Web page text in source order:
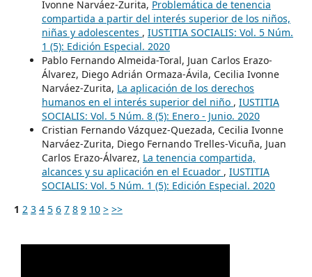
Ivonne Narváez-Zurita, Problemática de tenencia
compartida a partir del interés superior de los niños,
niñas y adolescentes , IUSTITIA SOCIALIS: Vol. 5 Núm.
1 (5): Edición Especial. 2020
Pablo Fernando Almeida-Toral, Juan Carlos Erazo-
Álvarez, Diego Adrián Ormaza-Ávila, Cecilia Ivonne
Narváez-Zurita, La aplicación de los derechos
humanos en el interés superior del niño , IUSTITIA
SOCIALIS: Vol. 5 Núm. 8 (5): Enero - Junio. 2020
Cristian Fernando Vázquez-Quezada, Cecilia Ivonne
Narváez-Zurita, Diego Fernando Trelles-Vicuña, Juan
Carlos Erazo-Álvarez, La tenencia compartida,
alcances y su aplicación en el Ecuador , IUSTITIA
SOCIALIS: Vol. 5 Núm. 1 (5): Edición Especial. 2020
1 2 3 4 5 6 7 8 9 10 > >>